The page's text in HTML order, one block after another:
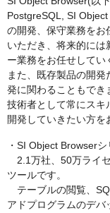
PostgreSQL, SI
の開発、保守業務をお
いただき、将来的に
ー業務をお任せしてい
また、既存製品の開
発に関わることもでき
技術者として常にスキ
開発していきたい方を
・SI Object Browser
2.1万社、50万ライ
ツールです。
テーブルの閲覧、
アドプログラムのデバ